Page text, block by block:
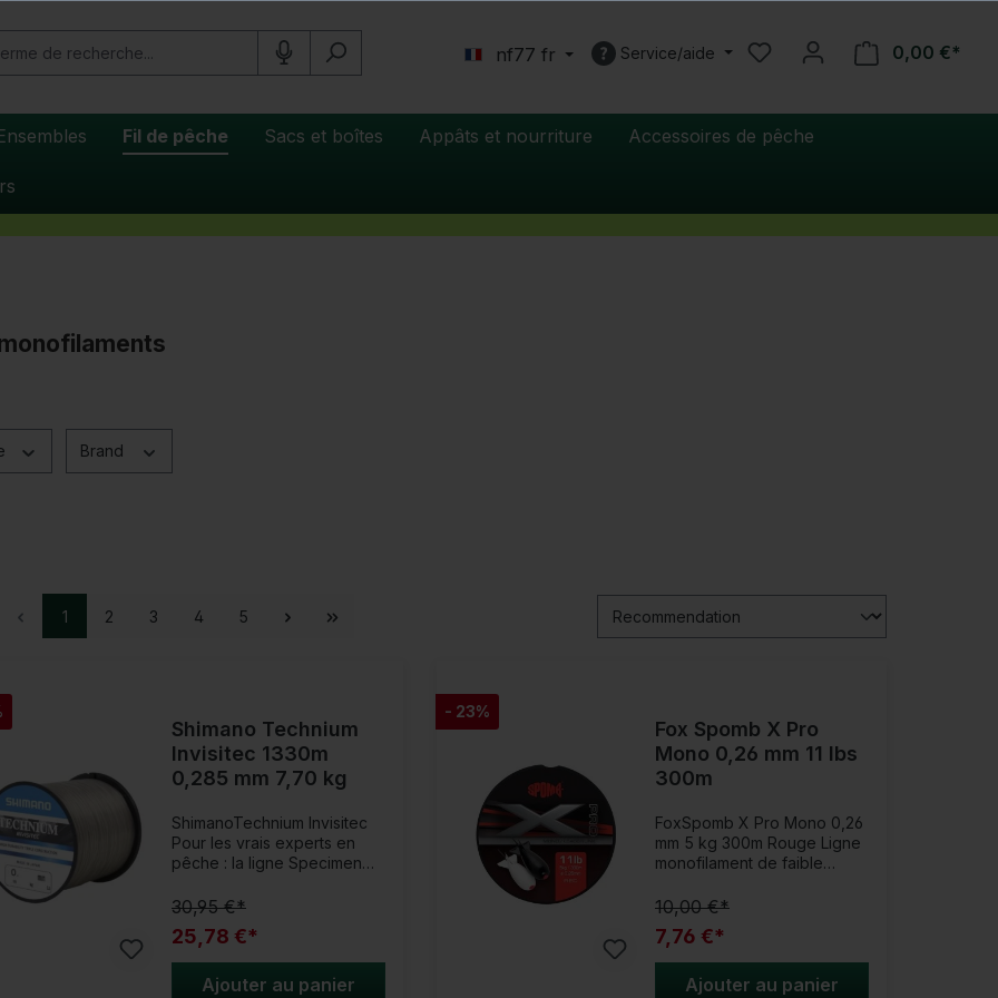
nf77 fr Service/aide 0,00 €*
Fil de pêche Sacs et boîtes Appâts et nourriture Accessoires de pêche
Brand
1 2 3 4 5
Shimano Technium
Invisitec 1330m
0,285 mm 7,70 kg
ShimanoTechnium Invisitec
Pour les vrais experts en
pêche : la ligne Specimen
rayons de ligne !La
Technium Invisitec est basée
sur le processus de
fabrication en trois couches
de Shimano. Grâce à cela, la
30,95 €*
25,78 €*
Ajouter au panier
- 23%
Fox Spomb X Pro
Mono 0,26 mm 11 lbs
300m
FoxSpomb X Pro Mono 0,26
mm 5 kg 300m Rouge Ligne
monofilament de faible
le Spomb !La Fox Spomb X
Pro Mono est la ligne
monofilament ultime pour le
Spomb. Sa couleur rouge vif
assure une visibilité
10,00 €*
7,76 €*
Ajouter au panier